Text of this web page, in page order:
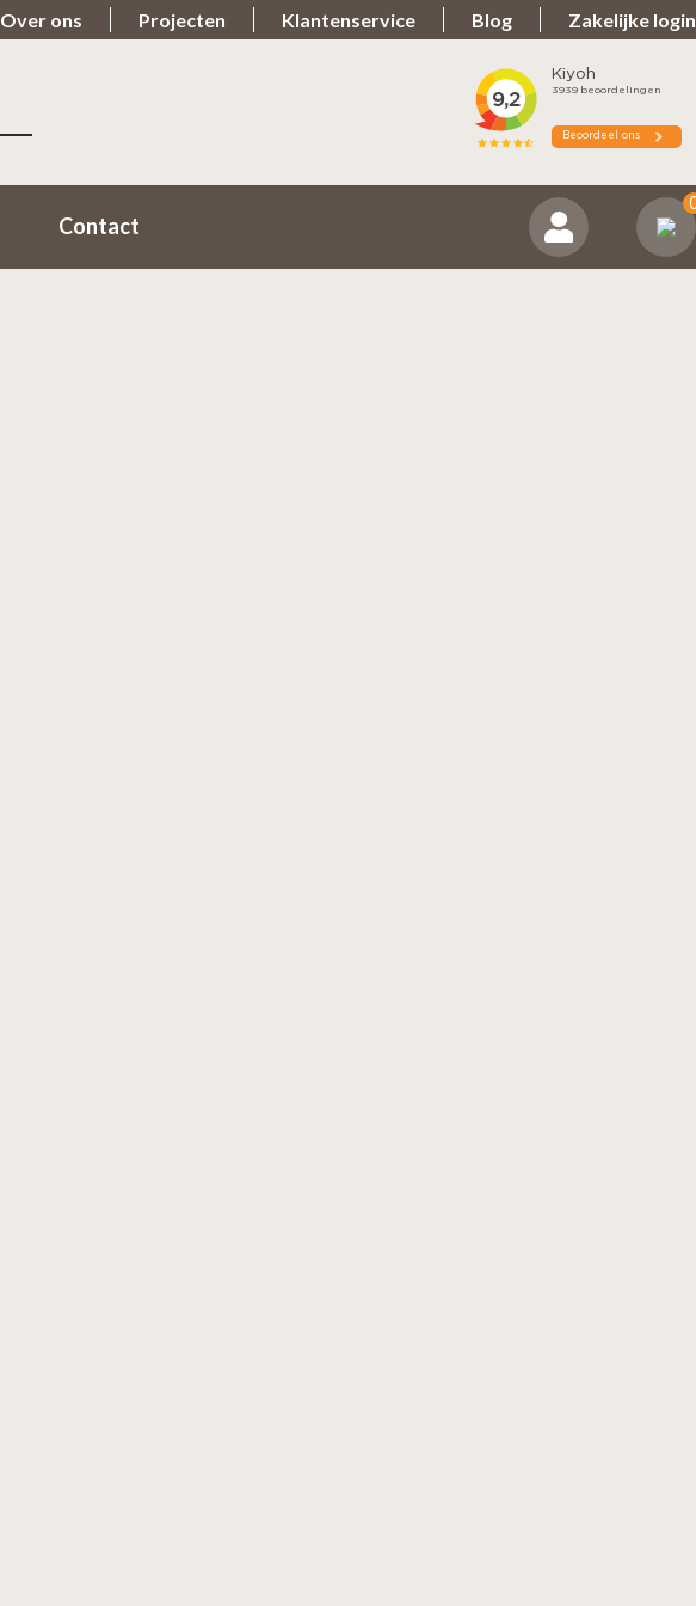
Over ons Projecten Klantenservice Blog Zakelijke login
Contact